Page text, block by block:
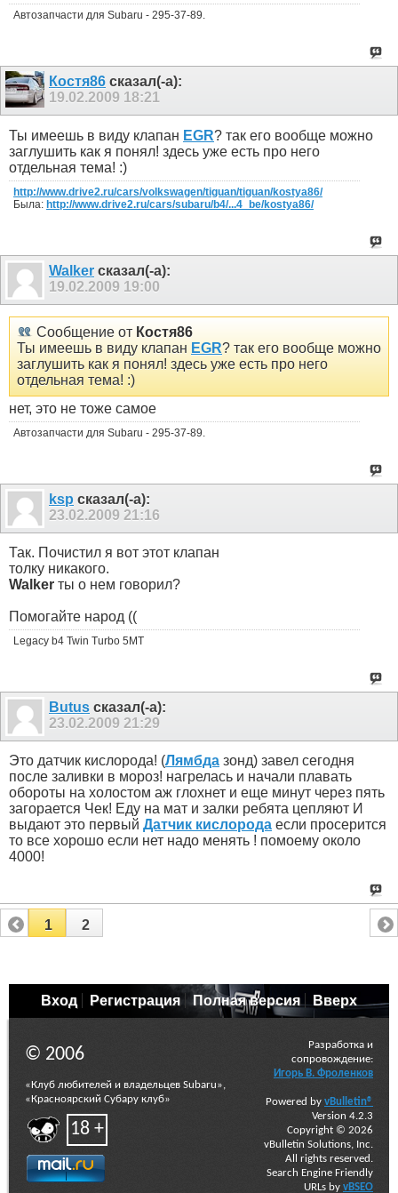
Автозапчасти для Subaru - 295-37-89.
Костя86 сказал(-а):
19.02.2009 18:21
Ты имеешь в виду клапан EGR? так его вообще можно
заглушить как я понял! здесь уже есть про него
отдельная тема! :)
http://www.drive2.ru/cars/volkswagen/tiguan/tiguan/kostya86/
Была: http://www.drive2.ru/cars/subaru/b4/...4_be/kostya86/
Walker сказал(-а):
19.02.2009 19:00
Сообщение от Костя86
Ты имеешь в виду клапан EGR? так его вообще можно
заглушить как я понял! здесь уже есть про него
отдельная тема! :)
нет, это не тоже самое
Автозапчасти для Subaru - 295-37-89.
ksp сказал(-а):
23.02.2009 21:16
Так. Почистил я вот этот клапан
толку никакого.
Walker ты о нем говорил?
Помогайте народ ((
Legacy b4 Twin Turbo 5MT
Butus сказал(-а):
23.02.2009 21:29
Это датчик кислорода! (Лямбда зонд) завел сегодня
после заливки в мороз! нагрелась и начали плавать
обороты на холостом аж глохнет и еще минут через пять
загорается Чек! Еду на мат и залки ребята цепляют И
выдают это первый Датчик кислорода если просерится
то все хорошо если нет надо менять ! помоему около
4000!
1 2
Вход Регистрация Полная версия Вверх
© 2006
«Клуб любителей и владельцев Subaru»,
«Красноярский Субару клуб»
18 +
Разработка и
сопровождение:
Игорь В. Фроленков
Powered by vBulletin®
Version 4.2.3
Copyright © 2026
vBulletin Solutions, Inc.
All rights reserved.
Search Engine Friendly
URLs by vBSEO